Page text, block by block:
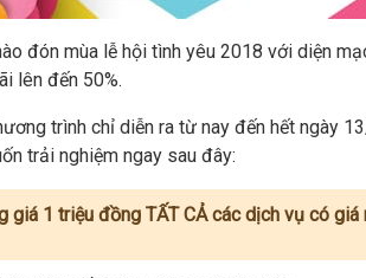
đón mùa lễ hội tình yêu 2018 với diện
lên đến 50%.
trình chỉ diễn ra từ nay đến hết ngày
trải nghiệm ngay sau đây:
giá 1 triệu đồng TẤT CẢ các dịch vụ có